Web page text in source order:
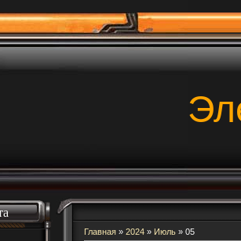
Главная» 2024 » Июль » 05